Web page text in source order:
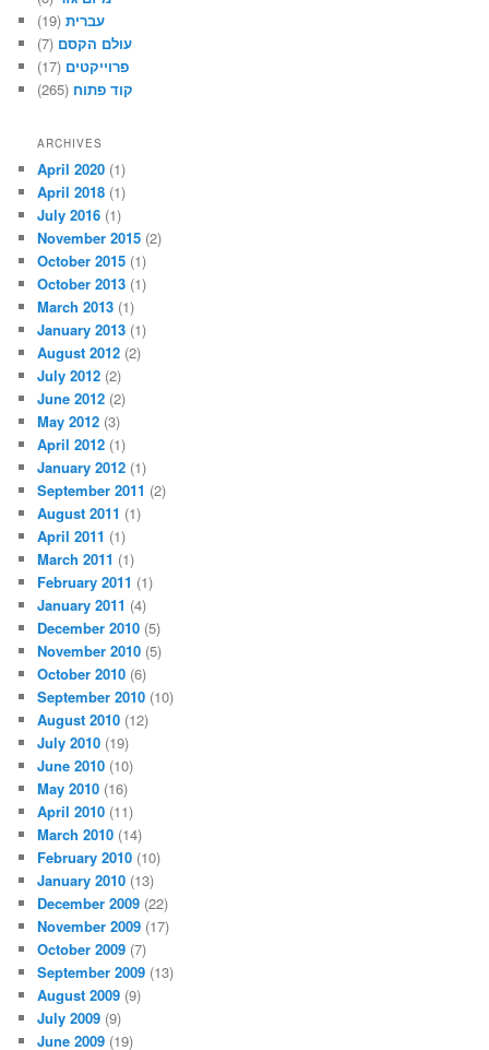
עברית(19)
עולם הקסם (7)
פרוייקטים (17)
קוד פתוח (265)
ARCHIVES
April 2020 (1)
April 2018 (1)
July 2016 (1)
November 2015 (2)
October 2015 (1)
October 2013 (1)
March 2013 (1)
January 2013 (1)
August 2012 (2)
July 2012 (2)
June 2012 (2)
May 2012 (3)
April 2012 (1)
January 2012 (1)
September 2011 (2)
August 2011 (1)
April 2011 (1)
March 2011 (1)
February 2011 (1)
January 2011 (4)
December 2010 (5)
November 2010 (5)
October 2010 (6)
September 2010 (10)
August 2010 (12)
July 2010 (19)
June 2010 (10)
May 2010 (16)
April 2010 (11)
March 2010 (14)
February 2010 (10)
January 2010 (13)
December 2009 (22)
November 2009 (17)
October 2009 (7)
September 2009 (13)
August 2009 (9)
July 2009 (9)
June 2009 (19)